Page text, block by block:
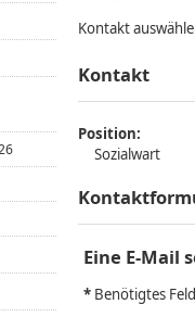
Kontakt
Kontakt
Position:
Sozialwart
Eine E-Mail
*Benötigtes Feld